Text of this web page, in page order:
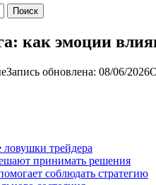
как эмоции
Запись обновлена: 08/06/2026
трейдера
принимать решения
соблюдать стратегию